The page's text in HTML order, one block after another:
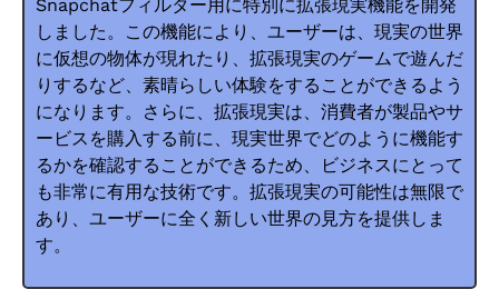
Snapchatフィルター用に特別に拡張現実機能を開発
しました。この機能により、ユーザーは、現実の世界
に仮想の物体が現れたり、拡張現実のゲームで遊んだ
りするなど、素晴らしい体験をすることができるよう
になります。さらに、拡張現実は、消費者が製品やサ
ービスを購入する前に、現実世界でどのように機能す
るかを確認することができるため、ビジネスにとって
も非常に有用な技術です。拡張現実の可能性は無限で
あり、ユーザーに全く新しい世界の見方を提供しま
す。